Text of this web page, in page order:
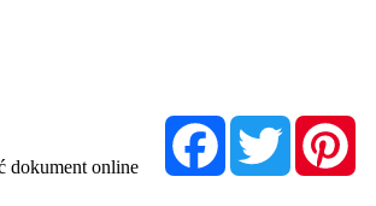
FacebookTwitter
dokument online